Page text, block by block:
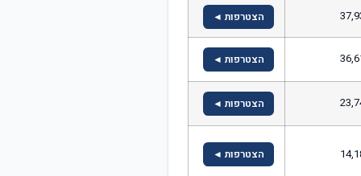
הצטרפות ◄
הצטרפות ◄
הצטרפות ◄
הצטרפות ◄